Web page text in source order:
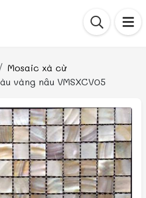
Mosaic xà cừ
vàng nâu VMSXCV05